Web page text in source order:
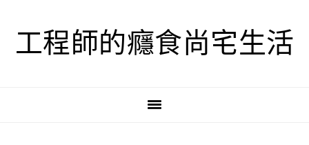
工程師的癮食尚宅生活